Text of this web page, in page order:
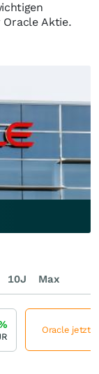
Aktie.
10J Max
Oracle jetzt